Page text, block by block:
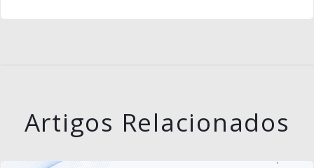
Artigos Relacionados